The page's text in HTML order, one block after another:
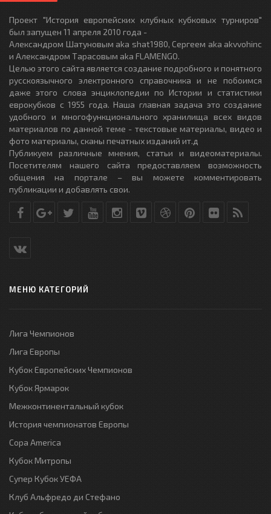
Проект "История европейских клубных кубковых турниров"
был запущен 11 апреля 2010 года -
Александром Шатуновым aka shat1980, Сергеем aka akvvohinc
и Александром Тарасовым aka FLAMENGO.
Целью этого сайта является создание подробного и понятного
русскоязычного электронного справочника и не побоимся
даже этого слова энциклопедии по Истории и статистики
еврокубков с 1955 года. Наша главная задача это создание
удобного и многофункционального хранилища всех видов
материалов по данной теме - текстовые материалы, видео и
фото материалы, сканы печатных изданий ит.д
Публикуем различные мнения, статьи и видеоматериалы.
Посетителям нашего сайта предоставляем возможность
общения на портале – вы можете комментировать
публикации и добавлять свои.
МЕНЮ КАТЕГОРИЙ
Лига Чемпионов
Лига Европы
Кубок Европейских Чемпионов
Кубок Ярмарок
Межконтинентальный кубок
История чемпионатов Европы
Copa America
Кубок Митропы
Супер Кубок УЕФА
Клуб Альфредо ди Стефано